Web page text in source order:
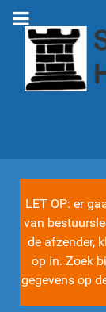
LET OP: er
van
de afzender,
op in. Zoek
gegevens op